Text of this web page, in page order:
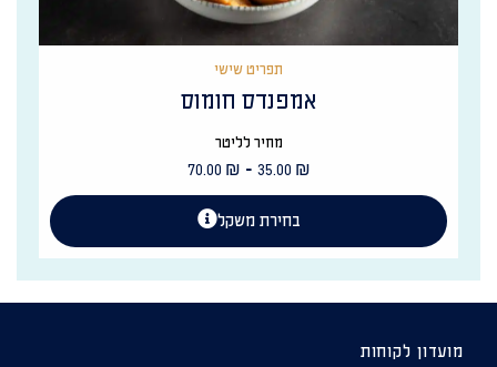
תפריט שישי
אמפנדס חומוס
מחיר לליטר
35.00 ₪
-
70.00 ₪
בחירת משקל
מועדון לקוחות